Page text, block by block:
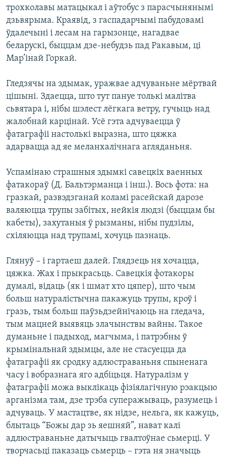
трохколавы матацыкал і аўтобус з парасчынянымі
дзьвярыма. Краявід, з гаспадарчымі пабудовамі
ўдалечыні і лесам на гарызонце, нагадвае
беларускі, быццам дзе-небудзь пад Ракавым, ці
Мар’інай Горкай.
Гледзячы на здымак, уражвае адчуваньне мёртвай
цішыні. Здаецца, што тут пануе толькі малітва
сьвятара і, нібы шэлест лёгкага ветру, гучыць над
жалобнай карцінай. Усё гэта адчуваецца ў
фатаграфіі настолькі выразна, што цяжка
адарвацца ад яе меланхалічнага агляданьня.
Успамінаю страшныя здымкі савецкіх ваенных
фатакораў (Д. Бальтэрманца і інш.). Вось фота: на
гразкай, развэдзганай коламі расейскай дарозе
валяюцца трупы забітых, нейкія людзі (быццам бы
кабеты), захутаныя ў рызманы, нібы пудзілы,
схіляюцца над трупамі, хочуць пазнаць.
Глянуў – і гартаеш далей. Глядзець ня хочацца,
цяжка. Жах і прыкрасьць. Савецкія фотакоры
думалі, відаць (як і шмат хто цяпер), што чым
больш натуралістычна пакажуць трупы, кроў і
гразь, тым больш паўзьдзейнічаюць на гледача,
тым мацней выявяць злачынствы вайны. Такое
думаньне і падыход, магчыма, і патрэбны ў
крымінальнай здымцы, але не стасуецца да
фатаграфіі як сродку адлюстраваньня спыненага
часу і вобразнага яго адбіцьця. Натуралізм у
фатаграфіі можа выклікаць фізіялагічную рэакцыю
арганізма там, дзе трэба суперажываць, разумець і
адчуваць. У мастацтве, як нідзе, нельга, як кажуць,
блытаць “Божы дар зь яешняй”, нават калі
адлюстраваньне датычыць гвалтоўнае сьмерці. У
творчасьці паказаць сьмерць – гэта ня значыць